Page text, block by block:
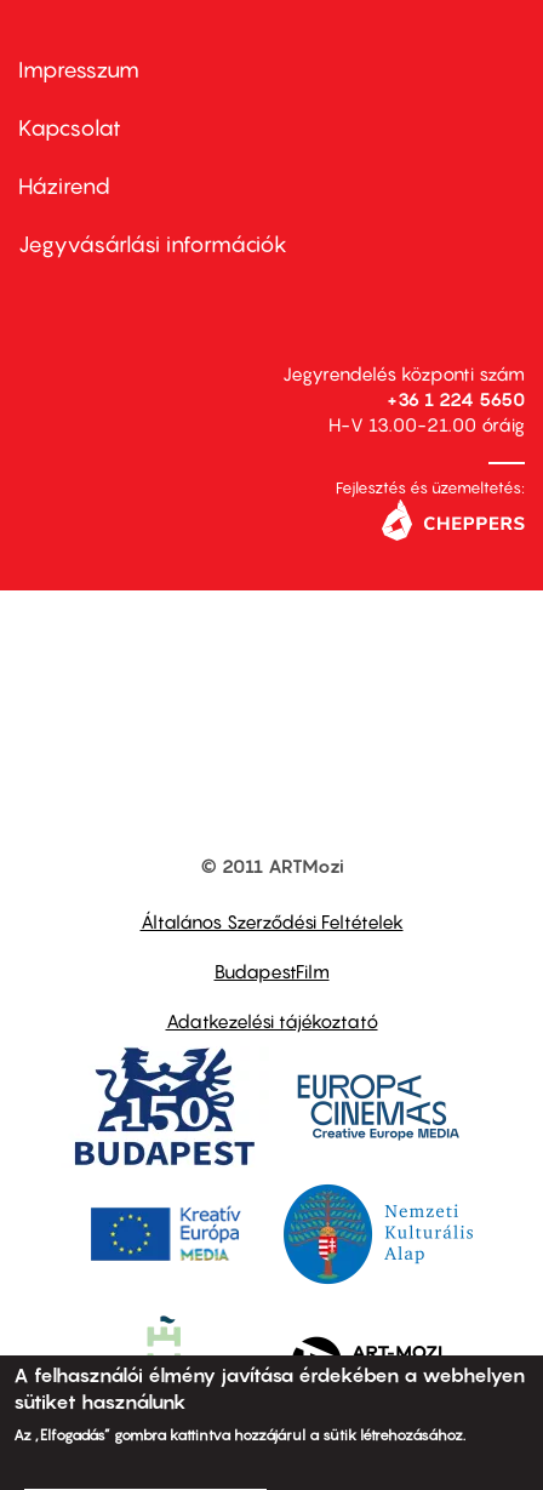
Footer
first
Impresszum
Kapcsolat
Footer
second
Házirend
Jegyvásárlási információk
Jegyrendelés központi szám
+36 1 224 5650
H-V 13.00-21.00 óráig
Fejlesztés és üzemeltetés:
© 2011 ARTMozi
Általános Szerződési Feltételek
BudapestFilm
Adatkezelési tájékoztató
A felhasználói élmény javítása érdekében a webhelyen
sütiket használunk
Az „Elfogadás” gombra kattintva hozzájárul a sütik létrehozásához.